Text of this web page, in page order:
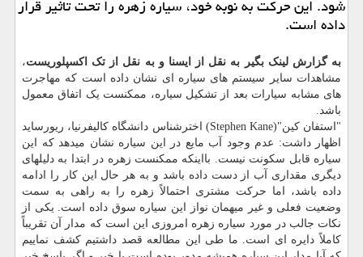
شود. این حركت به نوبه خود، سیاره زهره را تحت تاثیر قرار
داده است.
به گزارش لینک بگیر به نقل از ایسنا و به نقل از تک اکسپلوریست،
مشاهدات سایر سیستم های سیاره ای نشان داده است که مهاجرت
های مشابه سیارات بعد از تشکیل سیاره، ممکنست یک اتفاق معمول
باشد.
"استفان کین"(Stephen Kane) اخترشناس دانشگاه کالیفرنیا، ریورساید
اظهار داشت: عدم وجود آب مایع در این سیاره نشان میدهد که این
سیاره قابل سکونت نیست. بااینکه ممکنست زهره در ابتدا به دلیلهای
دیگری مقداری آب از دست داده باشد و به هر حال این کار را ادامه
داده باشد، اما حرکت مشتری احتمالاً زهره را به راهی به سمت
وضعیت فعلی و غیر میهمان نواز این سیاره سوق داده است. یکی از
نکات جالب در مورد سیاره زهره امروزی این است که مدار آن تقریباً
کاملاً دایره ای است. ما طی این مطالعه قصد داشتیم کشف نماییم